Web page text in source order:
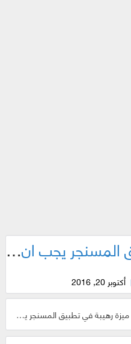
ميزة رهيبة في تطبيق المسنجر يجب ان يستخدمها كل مدمن دردشة | حارب الملل !
أكتوبر 20, 2016
ميزة رهيبة في تطبيق المسنجر يجب ان يستخدمها كل مدمن دردشة | حارب الملل !